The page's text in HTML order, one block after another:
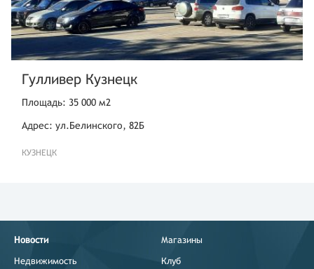
Гулливер Кузнецк
Площадь: 35 000 м2
Адрес: ул.Белинского, 82Б
КУЗНЕЦК
Новости
Недвижимость
Магазины
Клуб